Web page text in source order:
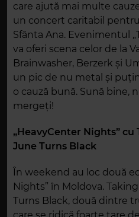
care ajută mai multe
un concert caritabil
Sfânta Ana. Evenimentul
va oferi scena celor de la
Brainwasher, Berzerk și
un pic de nu metal și
o cauză bună. Sună bine,
mergeți!
„HeavyCenter Nights”
June Turns Black
În weekend au loc două
Nights” în Moldova.
Turns Black, două dintre